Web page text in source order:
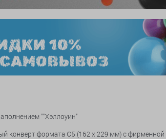
""Хэллоуин"
конверт формата C5 (162 x 229 мм) с